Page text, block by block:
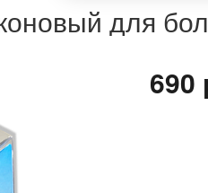
для
690